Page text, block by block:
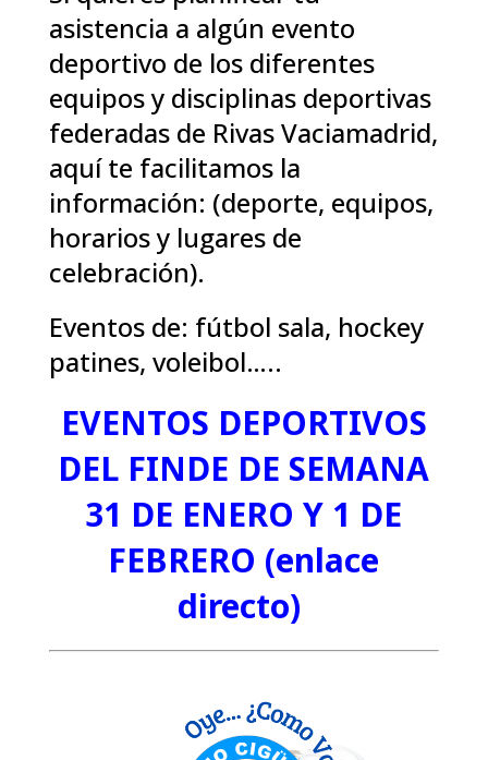
asistencia a algún evento
deportivo de los diferentes
equipos y disciplinas deportivas
federadas de Rivas Vaciamadrid,
aquí te facilitamos la
información: (deporte, equipos,
horarios y lugares de
celebración).
Eventos de: fútbol sala, hockey
patines, voleibol…..
EVENTOS DEPORTIVOS
DEL FINDE DE SEMANA
31 DE ENERO Y 1 DE
FEBRERO (enlace
directo)